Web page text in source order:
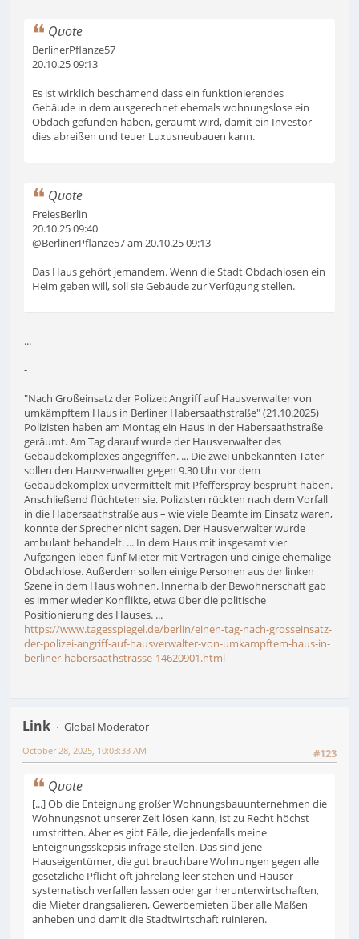
Quote
BerlinerPflanze57
20.10.25 09:13
Es ist wirklich beschämend dass ein funktionierendes
Gebäude in dem ausgerechnet ehemals wohnungslose ein
Obdach gefunden haben, geräumt wird, damit ein Investor
dies abreißen und teuer Luxusneubauen kann.
Quote
FreiesBerlin
20.10.25 09:40
@BerlinerPflanze57 am 20.10.25 09:13
Das Haus gehört jemandem. Wenn die Stadt Obdachlosen ein
Heim geben will, soll sie Gebäude zur Verfügung stellen.
...
-
"Nach Großeinsatz der Polizei: Angriff auf Hausverwalter von
umkämpftem Haus in Berliner Habersaathstraße" (21.10.2025)
Polizisten haben am Montag ein Haus in der Habersaathstraße
geräumt. Am Tag darauf wurde der Hausverwalter des
Gebäudekomplexes angegriffen. ... Die zwei unbekannten Täter
sollen den Hausverwalter gegen 9.30 Uhr vor dem
Gebäudekomplex unvermittelt mit Pfefferspray besprüht haben.
Anschließend flüchteten sie. Polizisten rückten nach dem Vorfall
in die Habersaathstraße aus – wie viele Beamte im Einsatz waren,
konnte der Sprecher nicht sagen. Der Hausverwalter wurde
ambulant behandelt. ... In dem Haus mit insgesamt vier
Aufgängen leben fünf Mieter mit Verträgen und einige ehemalige
Obdachlose. Außerdem sollen einige Personen aus der linken
Szene in dem Haus wohnen. Innerhalb der Bewohnerschaft gab
es immer wieder Konflikte, etwa über die politische
Positionierung des Hauses. ...
https://www.tagesspiegel.de/berlin/einen-tag-nach-grosseinsatz-
der-polizei-angriff-auf-hausverwalter-von-umkampftem-haus-in-
berliner-habersaathstrasse-14620901.html
Link
Global Moderator
#123
October 28, 2025, 10:03:33 AM
Quote
[...] Ob die Enteignung großer Wohnungsbauunternehmen die
Wohnungsnot unserer Zeit lösen kann, ist zu Recht höchst
umstritten. Aber es gibt Fälle, die jedenfalls meine
Enteignungsskepsis infrage stellen. Das sind jene
Hauseigentümer, die gut brauchbare Wohnungen gegen alle
gesetzliche Pflicht oft jahrelang leer stehen und Häuser
systematisch verfallen lassen oder gar herunterwirtschaften,
die Mieter drangsalieren, Gewerbemieten über alle Maßen
anheben und damit die Stadtwirtschaft ruinieren.